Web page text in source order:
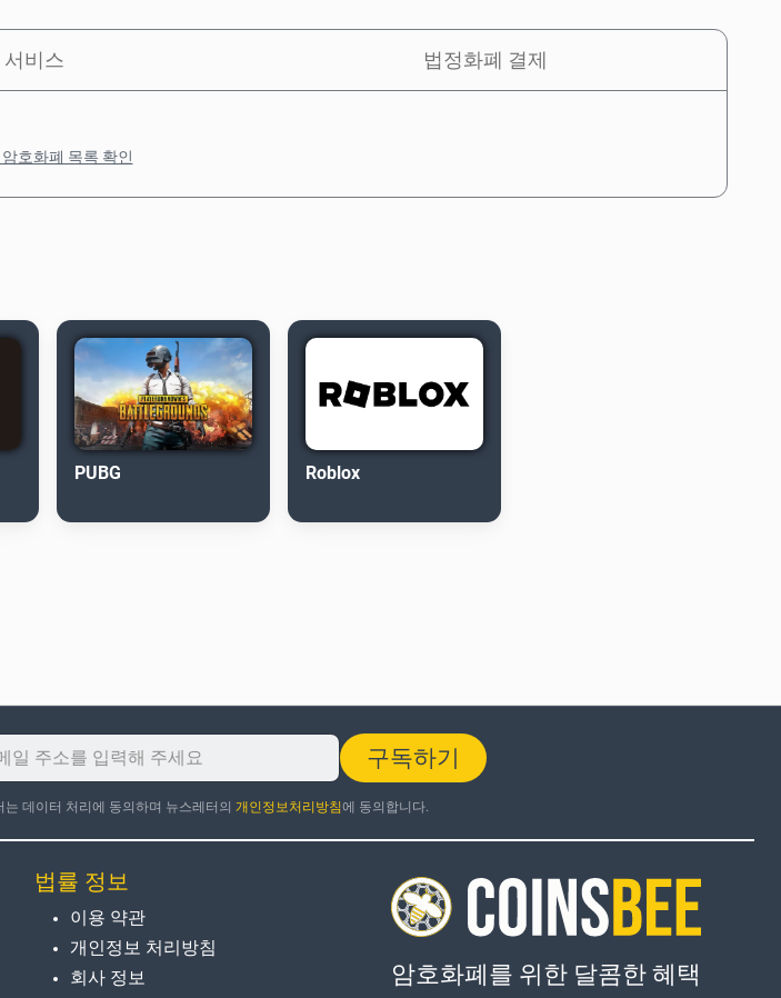
서비스 법정화폐 결제
호화폐 목록 확인
PUBG Roblox
구독하기
는 데이터 처리에 동의하며 뉴스레터의 개인정보처리방침에 동의합니다.
법률 정보
이용 약관
개인정보 처리방침
회사 정보
암호화폐를 위한 달콤한 혜택